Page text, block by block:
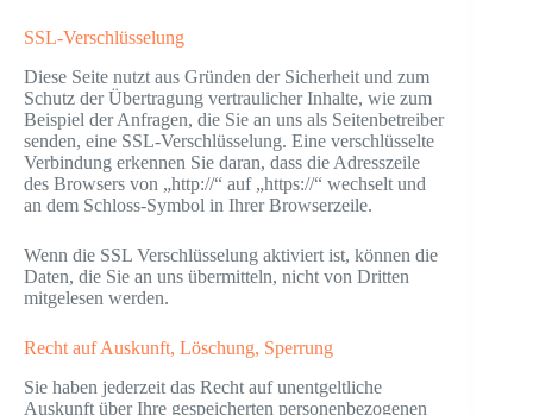
SSL-Verschlüsselung
Diese Seite nutzt aus Gründen der Sicherheit und zum
Schutz der Übertragung vertraulicher Inhalte, wie zum
Beispiel der Anfragen, die Sie an uns als Seitenbetreiber
senden, eine SSL-Verschlüsselung. Eine verschlüsselte
Verbindung erkennen Sie daran, dass die Adresszeile
des Browsers von „http://“ auf „https://“ wechselt und
an dem Schloss-Symbol in Ihrer Browserzeile.
Wenn die SSL Verschlüsselung aktiviert ist, können die
Daten, die Sie an uns übermitteln, nicht von Dritten
mitgelesen werden.
Recht auf Auskunft, Löschung, Sperrung
Sie haben jederzeit das Recht auf unentgeltliche
Auskunft über Ihre gespeicherten personenbezogenen